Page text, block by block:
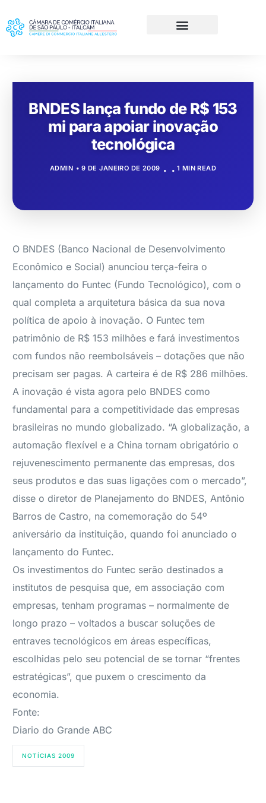
BNDES lança fundo de R$ 153
mi para apoiar inovação
tecnológica
ADMIN 9 DE JANEIRO DE 2009 1 MIN READ
O BNDES (Banco Nacional de Desenvolvimento
Econômico e Social) anunciou terça-feira o
lançamento do Funtec (Fundo Tecnológico), com o
qual completa a arquitetura básica da sua nova
política de apoio à inovação. O Funtec tem
patrimônio de R$ 153 milhões e fará investimentos
com fundos não reembolsáveis – dotações que não
precisam ser pagas. A carteira é de R$ 286 milhões.
A inovação é vista agora pelo BNDES como
fundamental para a competitividade das empresas
brasileiras no mundo globalizado. “A globalização, a
automação flexível e a China tornam obrigatório o
rejuvenescimento permanente das empresas, dos
seus produtos e das suas ligações com o mercado”,
disse o diretor de Planejamento do BNDES, Antônio
Barros de Castro, na comemoração do 54º
aniversário da instituição, quando foi anunciado o
lançamento do Funtec.
Os investimentos do Funtec serão destinados a
institutos de pesquisa que, em associação com
empresas, tenham programas – normalmente de
longo prazo – voltados a buscar soluções de
entraves tecnológicos em áreas específicas,
escolhidas pelo seu potencial de se tornar “frentes
estratégicas”, que puxem o crescimento da
economia.
Fonte:
Diario do Grande ABC
NOTÍCIAS 2009